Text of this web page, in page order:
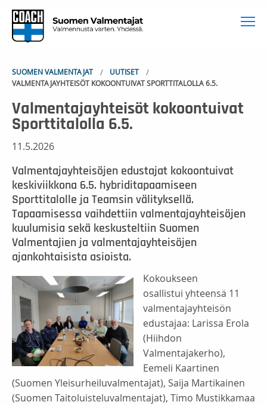
SUOMEN VALMENTAJAT
UUTISET
VALMENTAJAYHTEISÖT KOKOONTUIVAT SPORTTITALOLLA 6.5.
Valmentajayhteisöt kokoontuivat
Sporttitalolla 6.5.
11.5.2026
Valmentajayhteisöjen edustajat kokoontuivat
keskiviikkona 6.5. hybriditapaamiseen
Sporttitalolle ja Teamsin välityksellä.
Tapaamisessa vaihdettiin valmentajayhteisöjen
kuulumisia sekä keskusteltiin Suomen
Valmentajien ja valmentajayhteisöjen
ajankohtaisista asioista.
Kokoukseen
osallistui yhteensä 11
valmentajayhteisön
edustajaa: Larissa Erola
(Hiihdon
Valmentajakerho),
Eemeli Kaartinen
(Suomen Yleisurheiluvalmentajat), Saija Martikainen
(Suomen Taitoluisteluvalmentajat), Timo Mustikkamaa